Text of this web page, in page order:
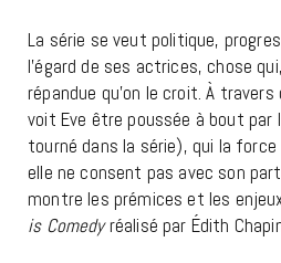
La série se veut politique,
l’égard de ses actrices, chose
répandue qu’on le croit. À
voit Eve être poussée à bout
tourné dans la série), qui la
elle ne consent pas avec son
montre les prémices et les
is Comedyréalisé par Édith